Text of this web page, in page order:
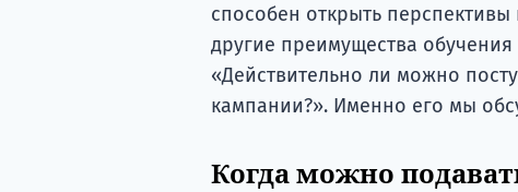
способен открыть перспективы
другие преимущества
«Действительно ли можно
кампании?». Именно его мы
Когда можно